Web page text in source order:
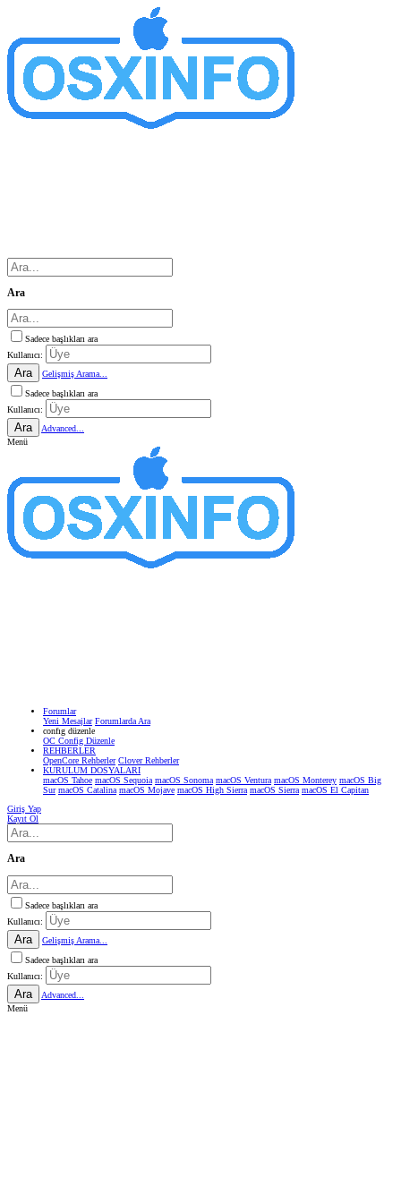
Ara
Sadece başlıkları ara
Kullanıcı:
Ara
Gelişmiş Arama...
Sadece başlıkları ara
Kullanıcı:
Ara
Advanced...
Menü
Forumlar
Yeni Mesajlar Forumlarda Ara
confıg düzenle
OC Config Düzenle
REHBERLER
OpenCore Rehberler Clover Rehberler
KURULUM DOSYALARI
macOS Tahoe macOS Sequoia macOS Sonoma macOS Ventura macOS Monterey macOS Big
Sur macOS Catalina macOS Mojave macOS High Sierra macOS Sierra macOS El Capitan
Giriş Yap
Kayıt Ol
Ara
Sadece başlıkları ara
Kullanıcı:
Ara
Gelişmiş Arama...
Sadece başlıkları ara
Kullanıcı:
Ara
Advanced...
Menü